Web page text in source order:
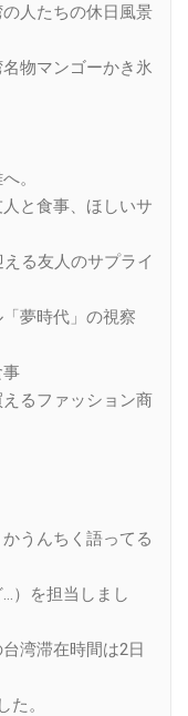
人たちの休日風景
物マンゴーかき氷
。
と食事、ほしいサ
友人のサプライ
夢時代」の視察
事
ファッション商
うんちく語ってる
）を担当しまし
湾滞在時間は2日
。